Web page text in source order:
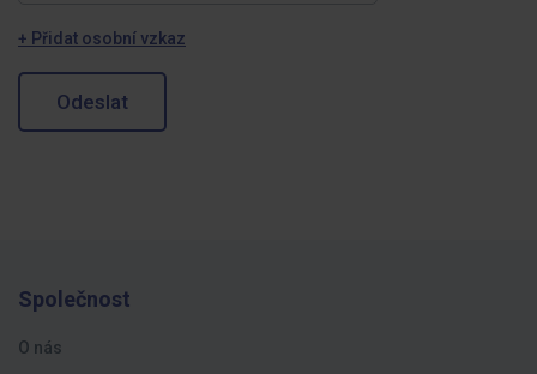
+ Přidat osobní vzkaz
Odeslat
Společnost
O nás